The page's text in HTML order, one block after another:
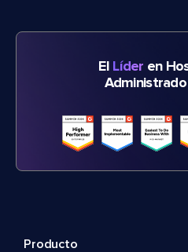
El Líder en
Producto